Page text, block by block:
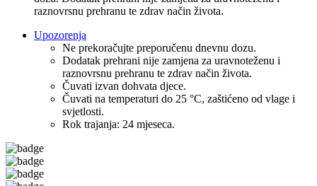
raznovrsnu prehranu te zdrav način života.
Upozorenja
Ne prekoračujte preporučenu dnevnu dozu.
Dodatak prehrani nije zamjena za uravnoteženu i
raznovrsnu prehranu te zdrav način života.
Čuvati izvan dohvata djece.
Čuvati na temperaturi do 25 °C, zaštićeno od vlage i
svjetlosti.
Rok trajanja: 24 mjeseca.